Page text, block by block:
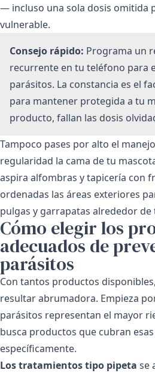
— incluso una sola dosis omitida
vulnerable.
Consejo rápido: Programa un
recurrente en tu teléfono para
parásitos. La constancia es el
para mantener protegida a tu
producto, fallan las dosis
Tampoco pases por alto el
regularidad la cama de tu
aspira alfombras y tapicería con
ordenadas las áreas exteriores
pulgas y garrapatas alrededor de
Cómo elegir los
adecuados de
parásitos
Con tantos productos
resultar abrumadora. Empieza
parásitos representan el mayor
busca productos que cubran
específicamente.
Los tratamientos tipo pipeta se